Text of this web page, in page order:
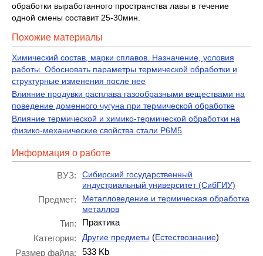
обработки выработанного пространства лавы в течение
одной смены составит 25-30мин.
Похожие материалы
Химический состав, марки сплавов. Назначение, условия
работы. Обосновать параметры термической обработки и
структурные изменения после нее
Влияние продувки расплава газообразными веществами на
поведение доменного чугуна при термической обработке
Влияние термической и химико-термической обработки на
физико-механические свойства стали Р6М5
Информация о работе
ВУЗ:
Сибирский государственный
индустриальный университет (СибГИУ)
Предмет:
Металловедение и термическая обработка
металлов
Тип:
Практика
Категория:
Другие предметы (Естествознание)
Размер файла:
533 Kb